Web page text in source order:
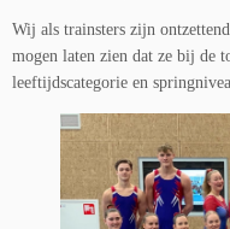
Wij als trainsters zijn
mogen laten zien dat ze bij de
leeftijdscategorie en